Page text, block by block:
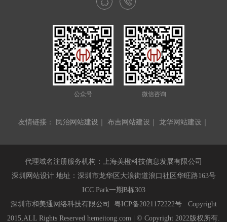
公众号 微信咨询
友情链接： 民治网站建设 布吉网站建设 龙华网站建设
代理域名注册服务机构：上海美橙科技信息发展有限公司
深圳网站设计 地址：深圳市龙华区大浪街道浪口社区华旺路163号
ICC Park一期B栋303
深圳市和美通网络科技有限公司 粤ICP备2021172222号Copyright
2015,ALL Rights Reserved hemeitong.com | © Copyright 2022版权所有.